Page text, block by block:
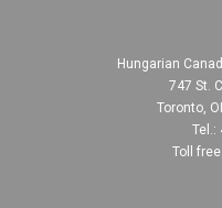
Hungarian
747 St.
Toronto,
Tel.:
Toll